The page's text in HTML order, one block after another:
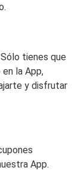
tienes que
la App,
y disfrutar
App.